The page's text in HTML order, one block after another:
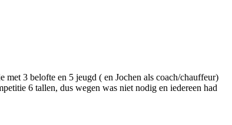
met 3 belofte en 5 jeugd ( en Jochen als coach/chauffeur)
6 tallen, dus wegen was niet nodig en iedereen had